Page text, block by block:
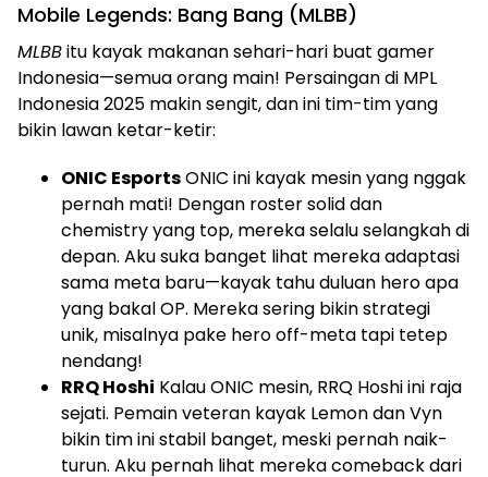
Mobile Legends: Bang Bang (MLBB)
MLBBitu kayak makanan sehari-hari buat gamer
Indonesia—semua orang main! Persaingan di MPL
Indonesia 2025 makin sengit, dan ini tim-tim yang
bikin lawan ketar-ketir:
ONIC EsportsONIC ini kayak mesin yang nggak
pernah mati! Dengan roster solid dan
chemistry yang top, mereka selalu selangkah di
depan. Aku suka banget lihat mereka adaptasi
sama meta baru—kayak tahu duluan hero apa
yang bakal OP. Mereka sering bikin strategi
unik, misalnya pake hero off-meta tapi tetep
nendang!
RRQ Hoshi Kalau ONIC mesin, RRQ Hoshi ini raja
sejati. Pemain veteran kayak Lemon dan Vyn
bikin tim ini stabil banget, meski pernah naik-
turun. Aku pernah lihat mereka comeback dari